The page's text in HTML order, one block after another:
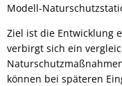
Modell-
Ziel ist die Entwicklung
verbirgt sich ein
können bei späteren